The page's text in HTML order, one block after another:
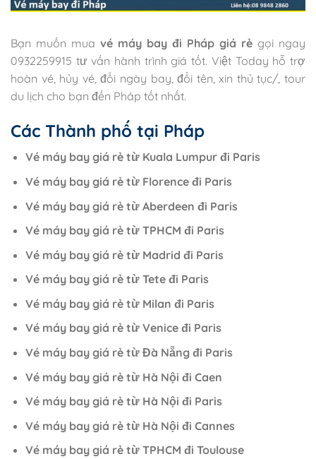
Bạn muốn mua vé máy bay đi Pháp giá rẻ gọi ngay
0932259915 tư vấn hành trình giá tốt. Việt Today hỗ trợ
hoàn vé, hủy vé, đổi ngày bay, đổi tên, xin thủ tục/, tour
du lịch cho bạn đến Pháp tốt nhất.
Các Thành phố tại Pháp
Vé máy bay giá rẻ từ Kuala Lumpur đi Paris
Vé máy bay giá rẻ từ Florence đi Paris
Vé máy bay giá rẻ từ Aberdeen đi Paris
Vé máy bay giá rẻ từ TPHCM đi Paris
Vé máy bay giá rẻ từ Madrid đi Paris
Vé máy bay giá rẻ từ Tete đi Paris
Vé máy bay giá rẻ từ Milan đi Paris
Vé máy bay giá rẻ từ Venice đi Paris
Vé máy bay giá rẻ từ Đà Nẵng đi Paris
Vé máy bay giá rẻ từ Hà Nội đi Caen
Vé máy bay giá rẻ từ Hà Nội đi Paris
Vé máy bay giá rẻ từ Hà Nội đi Cannes
Vé máy bay giá rẻ từ TPHCM đi Toulouse